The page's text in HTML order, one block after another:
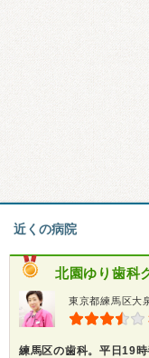
近くの病院
北園ゆり歯科
東京都練馬区大
練馬区の歯科。平日19